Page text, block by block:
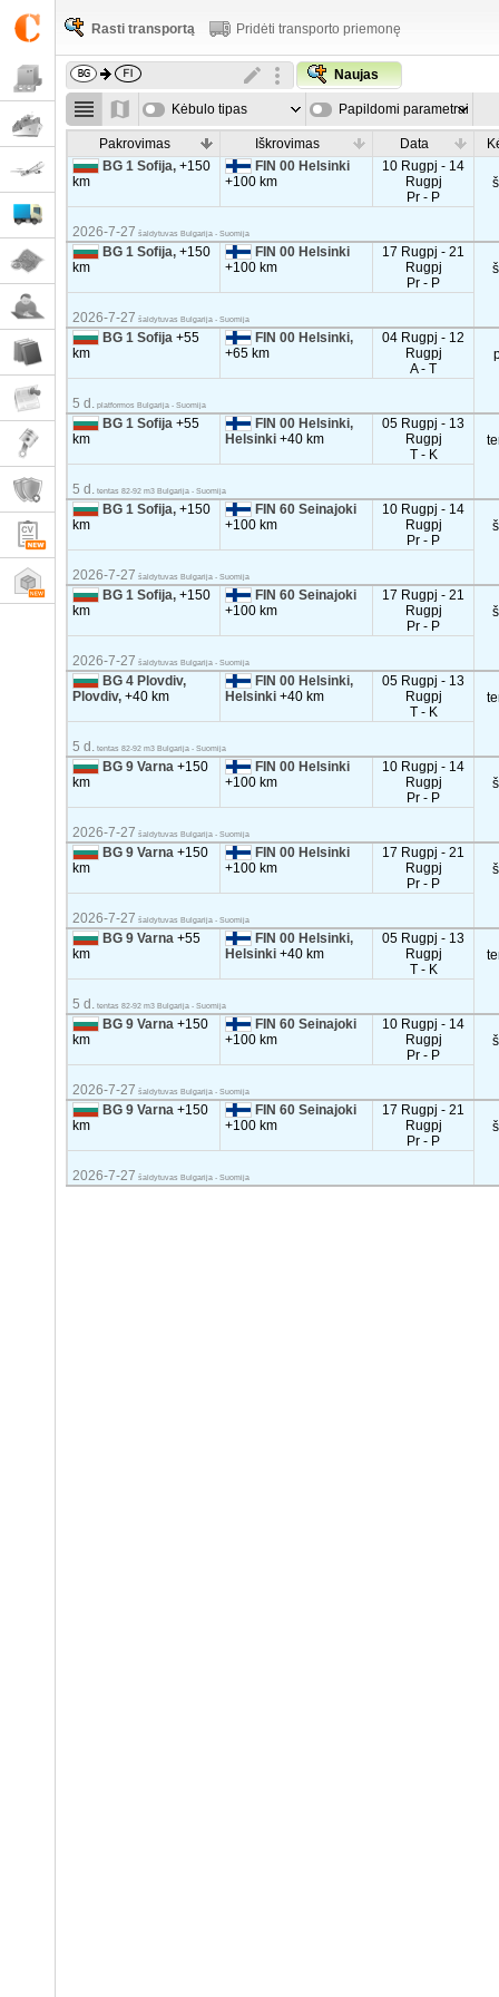
Rasti transportą Pridėti transporto priemonę
Naujas
Kėbulo tipas Papildomi parametrai
Pakrovimas Iškrovimas Data
BG 1 Sofija,+150
km
FIN 00 Helsinki
+100 km
10 Rugpj - 14
Rugpj
Pr - P
2026-7-27 šaldytuvas Bulgarija - Suomija
BG 1 Sofija,+150
km
FIN 00 Helsinki
+100 km
17 Rugpj - 21
Rugpj
Pr - P
2026-7-27 šaldytuvas Bulgarija - Suomija
BG 1 Sofija+55
km
FIN 00 Helsinki,
+65 km
04 Rugpj - 12
Rugpj
A - T
5 d. platformos Bulgarija - Suomija
BG 1 Sofija+55
km
FIN 00 Helsinki,
Helsinki+40 km
05 Rugpj - 13
Rugpj
T - K
5 d. tentas 82-92 m3 Bulgarija - Suomija
BG 1 Sofija,+150
km
FIN 60 Seinajoki
+100 km
10 Rugpj - 14
Rugpj
Pr - P
2026-7-27 šaldytuvas Bulgarija - Suomija
BG 1 Sofija,+150
km
FIN 60 Seinajoki
+100 km
17 Rugpj - 21
Rugpj
Pr - P
2026-7-27 šaldytuvas Bulgarija - Suomija
BG 4 Plovdiv,
Plovdiv,+40 km
FIN 00 Helsinki,
Helsinki+40 km
05 Rugpj - 13
Rugpj
T - K
5 d. tentas 82-92 m3 Bulgarija - Suomija
BG 9 Varna+150
km
FIN 00 Helsinki
+100 km
10 Rugpj - 14
Rugpj
Pr - P
2026-7-27 šaldytuvas Bulgarija - Suomija
BG 9 Varna+150
km
FIN 00 Helsinki
+100 km
17 Rugpj - 21
Rugpj
Pr - P
2026-7-27 šaldytuvas Bulgarija - Suomija
BG 9 Varna+55
km
FIN 00 Helsinki,
Helsinki+40 km
05 Rugpj - 13
Rugpj
T - K
5 d. tentas 82-92 m3 Bulgarija - Suomija
BG 9 Varna+150
km
FIN 60 Seinajoki
+100 km
10 Rugpj - 14
Rugpj
Pr - P
2026-7-27 šaldytuvas Bulgarija - Suomija
BG 9 Varna+150
km
FIN 60 Seinajoki
+100 km
17 Rugpj - 21
Rugpj
Pr - P
2026-7-27 šaldytuvas Bulgarija - Suomija